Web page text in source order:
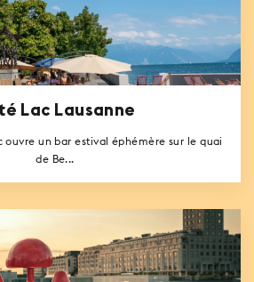
Lac Lausanne
ouvre un bar estival éphémère sur le quai
de Be...